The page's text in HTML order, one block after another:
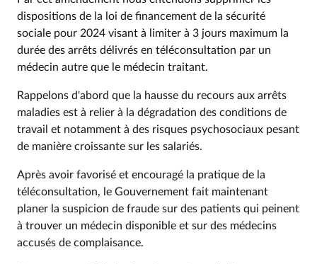
dispositions de la loi de financement de la sécurité
sociale pour 2024 visant à limiter à 3 jours maximum la
durée des arrêts délivrés en téléconsultation par un
médecin autre que le médecin traitant.
Rappelons d'abord que la hausse du recours aux arrêts
maladies est à relier à la dégradation des conditions de
travail et notamment à des risques psychosociaux pesant
de manière croissante sur les salariés.
Après avoir favorisé et encouragé la pratique de la
téléconsultation, le Gouvernement fait maintenant
planer la suspicion de fraude sur des patients qui peinent
à trouver un médecin disponible et sur des médecins
accusés de complaisance.